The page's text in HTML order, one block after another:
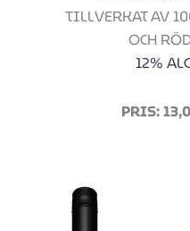
TILLVERKAT AV
OCH
12%
PRIS: